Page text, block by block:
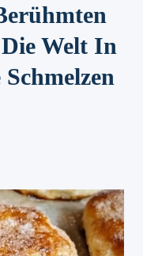
Welt In